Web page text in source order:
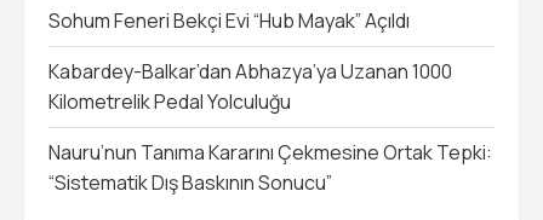
Sohum Feneri Bekçi Evi “Hub Mayak” Açıldı
Kabardey-Balkar’dan Abhazya’ya Uzanan 1000
Kilometrelik Pedal Yolculuğu
Nauru’nun Tanıma Kararını Çekmesine Ortak Tepki:
“Sistematik Dış Baskının Sonucu”